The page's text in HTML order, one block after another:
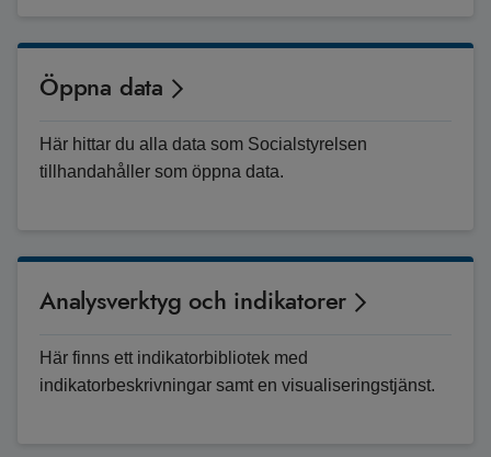
Öppna data
Här hittar du alla data som Socialstyrelsen
tillhandahåller som öppna data.
Analysverktyg och indikatorer
Här finns ett indikatorbibliotek med
indikatorbeskrivningar samt en visualiseringstjänst.